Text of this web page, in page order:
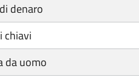
denaro
chiavi
da uomo